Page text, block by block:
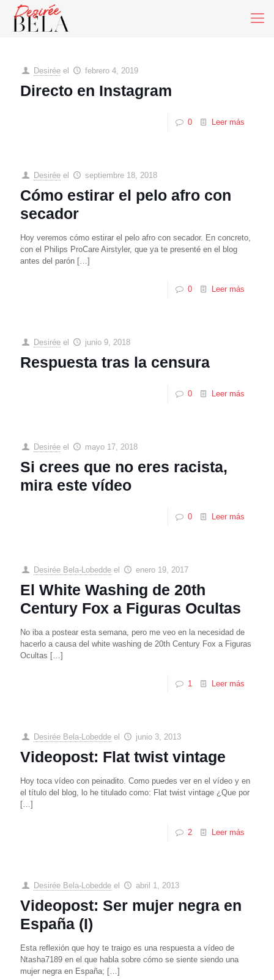
Desirée el febrero 4, 2019
Directo en Instagram
0 Leer más
Desirée el septiembre 18, 2018
Cómo estirar el pelo afro con
secador
Hoy veremos cómo estirar el pelo afro con secador. En concreto,
con el Philips ProCare Airstyler, que ya te presenté en el blog
antes del parón […]
0 Leer más
Desirée el junio 9, 2018
Respuesta tras la censura
0 Leer más
Desirée el mayo 17, 2018
Si crees que no eres racista,
mira este vídeo
0 Leer más
Desirée Bela-Lobedde el enero 19, 2017
El White Washing de 20th
Century Fox a Figuras Ocultas
No iba a postear esta semana, pero me veo en la necesidad de
hacerlo a causa del white washing de 20th Century Fox a Figuras
Ocultas […]
1 Leer más
Desirée Bela-Lobedde el junio 3, 2013
Videopost: Flat twist vintage
Hoy toca vídeo con peinadito. Como puedes ver en el vídeo y en
el título del blog, lo he titulado como: Flat twist vintage ¿Que por
[…]
2 Leer más
Desirée Bela-Lobedde el abril 1, 2013
Videopost: Ser mujer negra en
España (I)
Esta reflexión que hoy te traigo es una respuesta a vídeo de
Ntasha7189 en el que habla sobre cómo se siente siendo una
mujer negra en España; […]